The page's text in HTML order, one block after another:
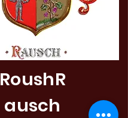
RoushR
ausch